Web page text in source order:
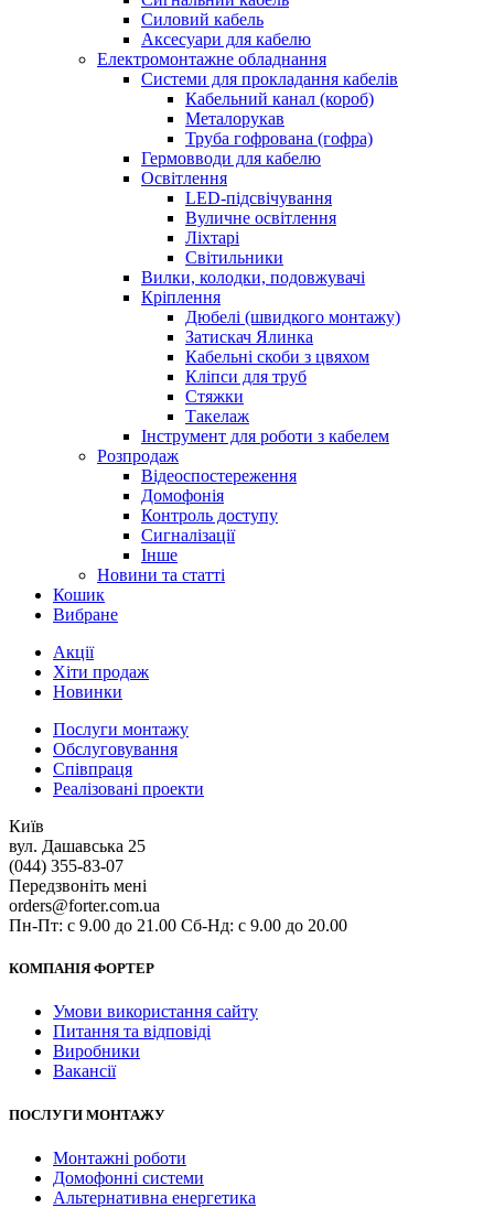
Силовий кабель
Аксесуари для кабелю
Електромонтажне обладнання
Системи для прокладання кабелів
Кабельний канал (короб)
Металорукав
Труба гофрована (гофра)
Гермовводи для кабелю
Освітлення
LED-підсвічування
Вуличне освітлення
Ліхтарі
Світильники
Вилки, колодки, подовжувачі
Кріплення
Дюбелі (швидкого монтажу)
Затискач Ялинка
Кабельні скоби з цвяхом
Кліпси для труб
Стяжки
Такелаж
Інструмент для роботи з кабелем
Розпродаж
Відеоспостереження
Домофонія
Контроль доступу
Сигналізації
Інше
Новини та статті
Кошик
Вибране
Акції
Хіти продаж
Новинки
Послуги монтажу
Обслуговування
Співпраця
Реалізовані проекти
Київ
вул. Дашавська 25
(044) 355-83-07
Передзвоніть мені
orders@forter.com.ua
Пн-Пт: с 9.00 до 21.00 Сб-Нд: с 9.00 до 20.00
КОМПАНІЯ ФОРТЕР
Умови використання сайту
Питання та відповіді
Виробники
Вакансії
ПОСЛУГИ МОНТАЖУ
Монтажні роботи
Домофонні системи
Альтернативна енергетика